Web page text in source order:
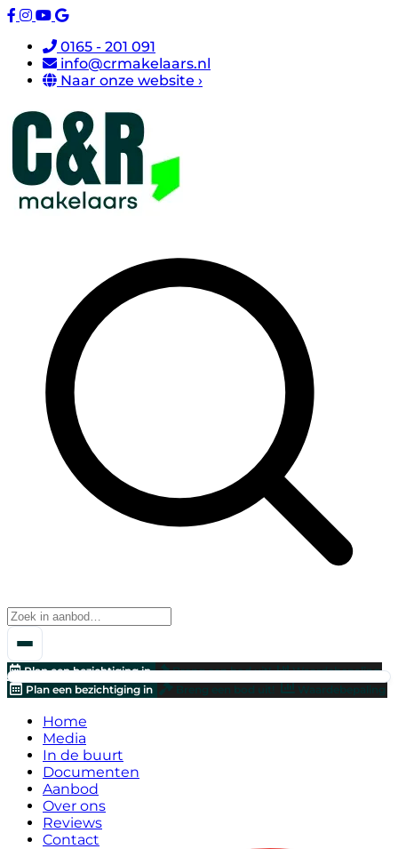
0165 - 201 091
info@crmakelaars.nl
Naar onze website ›
Plan een bezichtiging in Breng een bod uit!
Waardebepaling
Plan een bezichtiging in
Breng een bod uit! Waardebepaling
Home
Media
In de buurt
Documenten
Aanbod
Over ons
Reviews
Contact